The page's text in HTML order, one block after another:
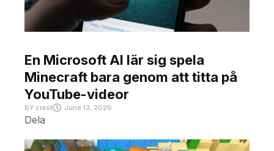
En Microsoft AI lär sig spela
Minecraft bara genom att titta på
YouTube-videor
BY crast June 13, 2026
Dela